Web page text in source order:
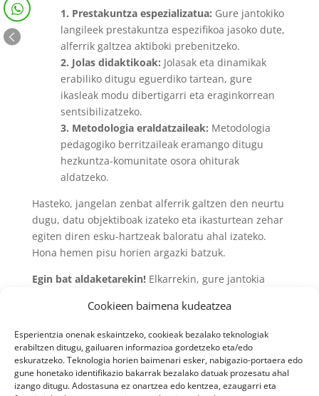
Cookieen baimena kudeatzea
Esperientzia onenak eskaintzeko, cookieak bezalako teknologiak
erabiltzen ditugu, gailuaren informazioa gordetzeko eta/edo
eskuratzeko. Teknologia horien baimenari esker, nabigazio-portaera edo
gune honetako identifikazio bakarrak bezalako datuak prozesatu ahal
izango ditugu. Adostasuna ez onartzea edo kentzea, ezaugarri eta
1. Prestakuntza espezializatua: Gure jantokiko
langileek prestakuntza espezifikoa jasoko dute,
alferrik galtzea aktiboki prebenitzeko.
2. Jolas didaktikoak: Jolasak eta dinamikak
erabiliko ditugu eguerdiko tartean, gure
ikasleak modu dibertigarri eta eraginkorrean
sentsibilizatzeko.
3. Metodologia eraldatzaileak: Metodologia
pedagogiko berritzaileak eramango ditugu
hezkuntza-komunitate osora ohiturak
aldatzeko.
Hasteko, jangelan zenbat alferrik galtzen den neurtu
dugu, datu objektiboak izateko eta ikasturtean zehar
egiten diren esku-hartzeak baloratu ahal izateko.
Hona hemen pisu horien argazki batzuk.
Egin bat aldaketarekin!Elkarrekin, gure jantokia